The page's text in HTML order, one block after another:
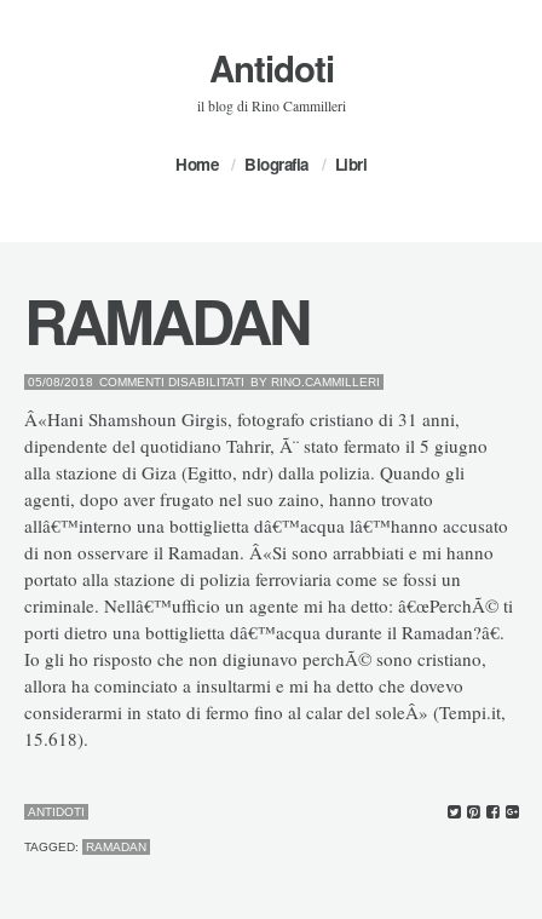
Antidoti
il blog di Rino Cammilleri
Home Biografia Libri
RAMADAN
05/08/2018 COMMENTI DISABILITATI SU
BY RINO.CAMMILLERI
Â«Hani Shamshoun Girgis, fotografo cristiano di 31 anni,
dipendente del quotidiano Tahrir, Ã¨ stato fermato il 5 giugno
alla stazione di Giza (Egitto, ndr) dalla polizia. Quando gli
agenti, dopo aver frugato nel suo zaino, hanno trovato
allâ€™interno una bottiglietta dâ€™acqua lâ€™hanno accusato
di non osservare il Ramadan. Â«Si sono arrabbiati e mi hanno
portato alla stazione di polizia ferroviaria come se fossi un
criminale. Nellâ€™ufficio un agente mi ha detto: â€œPerchÃ© ti
porti dietro una bottiglietta dâ€™acqua durante il Ramadan?â€.
Io gli ho risposto che non digiunavo perchÃ© sono cristiano,
allora ha cominciato a insultarmi e mi ha detto che dovevo
considerarmi in stato di fermo fino al calar del soleÂ» (Tempi.it,
15.618).
ANTIDOTI
TAGGED: RAMADAN